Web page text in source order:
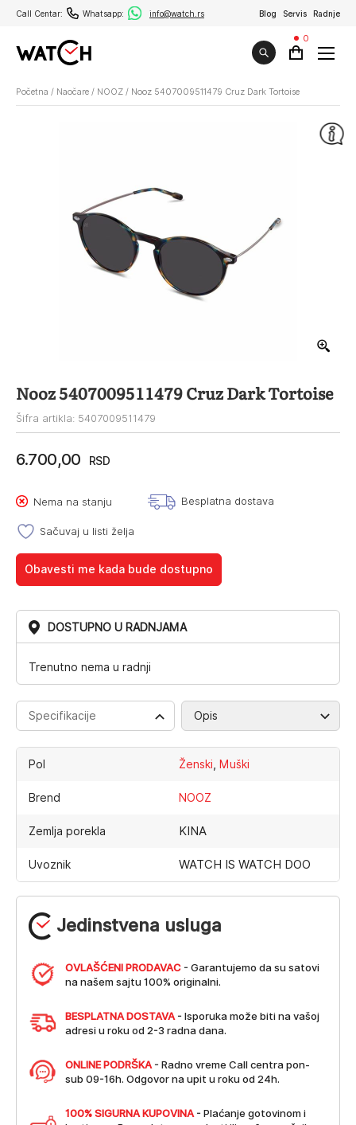
Call Centar: Whatsapp: info@watch.rs Blog Servis Radnje
0
Početna / Naočare / NOOZ / Nooz 5407009511479 Cruz Dark Tortoise
Nooz 5407009511479 Cruz Dark Tortoise
Šifra artikla: 5407009511479
6.700,00 RSD
Nema na stanju Besplatna dostava
Sačuvaj u listi želja
Obavesti me kada bude dostupno
DOSTUPNO U RADNJAMA
Trenutno nema u radnji
Jedinstvena usluga
OVLAŠĆENI PRODAVAC - Garantujemo da su satovi
na našem sajtu 100% originalni.
BESPLATNA DOSTAVA - Isporuka može biti na vašoj
adresi u roku od 2-3 radna dana.
ONLINE PODRŠKA - Radno vreme Call centra pon-
sub 09-16h. Odgovor na upit u roku od 24h.
100% SIGURNA KUPOVINA - Plaćanje gotovinom i
Specifikacije Opis
Pol Ženski, Muški
Brend NOOZ
Zemlja porekla KINA
Uvoznik WATCH IS WATCH DOO